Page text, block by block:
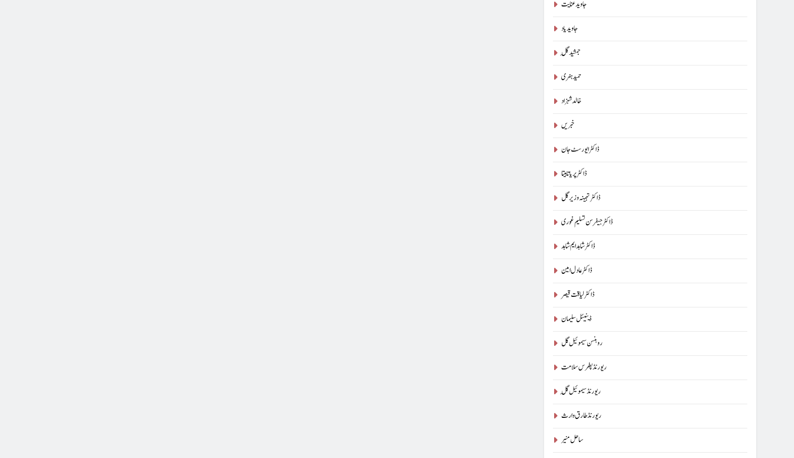
جاوید عنایت
جاوید یاد
جمشید گِل
حمید ہنری
خالد شہزاد
خبریں
ڈاکٹر ایورسٹ جان
ڈاکٹر پریا تابیتا
ڈاکٹر تہمینہ وزیر گل
ڈاکٹر جیفرسن تسلیم غوری
ڈاکٹر شاہد ایم شاہد
ڈاکٹر عادل امین
ڈاکٹر لیاقت قیصر
ڈینیئل سلیمان
روبنسن سیموئیل گل
ریورنڈ پطرس سلامت
ریورنڈ سیموئیل گِل
ریورنڈ طارق وارث
ساحل منیر